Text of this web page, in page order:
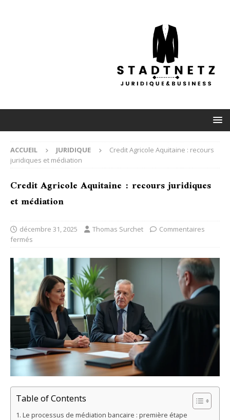
ACCUEIL JURIDIQUE
Credit Agricole Aquitaine : recours
juridiques et médiation
Credit Agricole Aquitaine : recours juridiques
et médiation
décembre 31, 2025 Thomas Surchet
Commentaires
fermés
Table of Contents
Le processus de médiation bancaire : première étape